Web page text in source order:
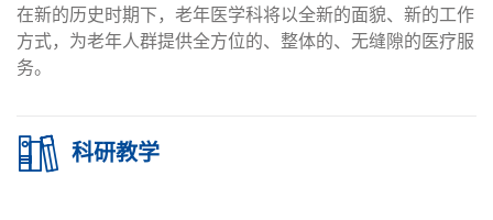
在新的历史时期下，老年医学科将以全新的面貌、新的工作
方式，为老年人群提供全方位的、整体的、无缝隙的医疗服
务。
科研教学